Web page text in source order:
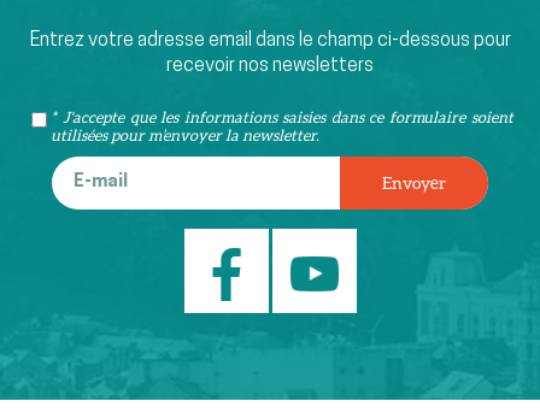
Entrez votre adresse email dans le champ ci-dessous pour
recevoir nos newsletters
* J'accepte que les informations saisies dans ce formulaire soient
utilisées pour m’envoyer la newsletter.